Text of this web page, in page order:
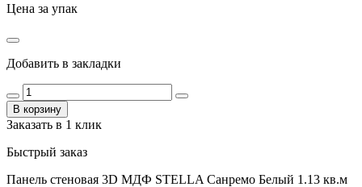
Цена за упак
Добавить в закладки
В корзину
Заказать в 1 клик
Быстрый заказ
Панель стеновая 3D МДФ STELLA Санремо Белый 1.13 кв.м